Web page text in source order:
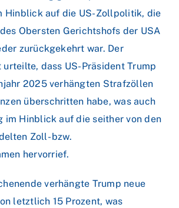
Hinblick auf die US-Zollpolitik, die
Obersten Gerichtshofs der USA
zurückgekehrt war. Der
urteilte, dass US-Präsident Trump
2025 verhängten Strafzöllen
überschritten habe, was auch
im Hinblick auf die seither von den
Zoll- bzw.
hervorrief.
verhängte Trump neue
letztlich 15 Prozent, was